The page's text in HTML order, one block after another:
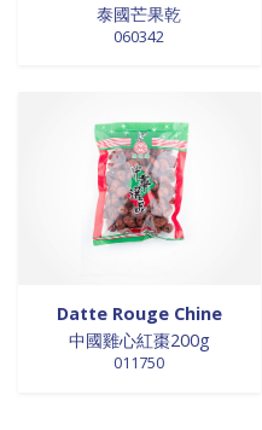
泰國芒果乾
060342
Datte Rouge Chine
中國雞心紅棗200g
011750